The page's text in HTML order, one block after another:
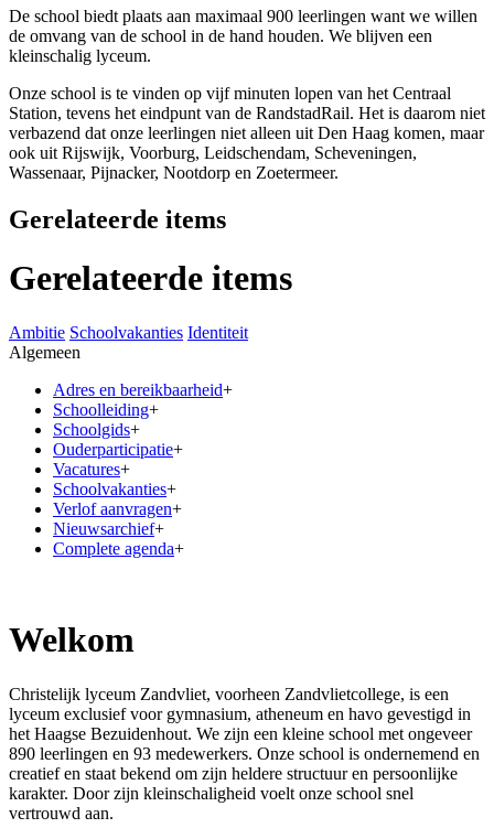
De school biedt plaats aan maximaal 900 leerlingen want we willen
de omvang van de school in de hand houden. We blijven een
kleinschalig lyceum.
Onze school is te vinden op vijf minuten lopen van het Centraal
Station, tevens het eindpunt van de RandstadRail. Het is daarom niet
verbazend dat onze leerlingen niet alleen uit Den Haag komen, maar
ook uit Rijswijk, Voorburg, Leidschendam, Scheveningen,
Wassenaar, Pijnacker, Nootdorp en Zoetermeer.
Gerelateerde items
Gerelateerde items
Ambitie Schoolvakanties Identiteit
Algemeen
Adres en bereikbaarheid+
Schoolleiding+
Schoolgids+
Ouderparticipatie+
Vacatures+
Schoolvakanties+
Verlof aanvragen+
Nieuwsarchief+
Complete agenda+
Welkom
Christelijk lyceum Zandvliet, voorheen Zandvlietcollege, is een
lyceum exclusief voor gymnasium, atheneum en havo gevestigd in
het Haagse Bezuidenhout. We zijn een kleine school met ongeveer
890 leerlingen en 93 medewerkers. Onze school is ondernemend en
creatief en staat bekend om zijn heldere structuur en persoonlijke
karakter. Door zijn kleinschaligheid voelt onze school snel
vertrouwd aan.